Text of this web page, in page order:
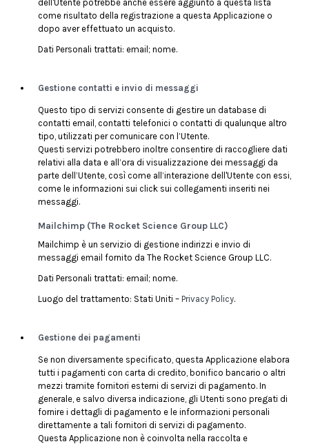
dell'Utente potrebbe anche essere aggiunto a questa lista
come risultato della registrazione a questa Applicazione o
dopo aver effettuato un acquisto.
Dati Personali trattati: email; nome.
Gestione contatti e invio di messaggi
Questo tipo di servizi consente di gestire un database di
contatti email, contatti telefonici o contatti di qualunque altro
tipo, utilizzati per comunicare con l’Utente.
Questi servizi potrebbero inoltre consentire di raccogliere dati
relativi alla data e all’ora di visualizzazione dei messaggi da
parte dell’Utente, così come all’interazione dell'Utente con essi,
come le informazioni sui click sui collegamenti inseriti nei
messaggi.
Mailchimp (The Rocket Science Group LLC)
Mailchimp è un servizio di gestione indirizzi e invio di
messaggi email fornito da The Rocket Science Group LLC.
Dati Personali trattati: email; nome.
Luogo del trattamento: Stati Uniti – Privacy Policy.
Gestione dei pagamenti
Se non diversamente specificato, questa Applicazione elabora
tutti i pagamenti con carta di credito, bonifico bancario o altri
mezzi tramite fornitori esterni di servizi di pagamento. In
generale, e salvo diversa indicazione, gli Utenti sono pregati di
fornire i dettagli di pagamento e le informazioni personali
direttamente a tali fornitori di servizi di pagamento.
Questa Applicazione non è coinvolta nella raccolta e